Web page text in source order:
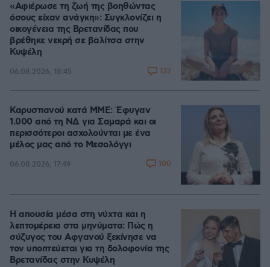
«Αφιέρωσε τη ζωή της βοηθώντας
όσους είχαν ανάγκη»: Συγκλονίζει η
οικογένεια της Βρετανίδας που
βρέθηκε νεκρή σε βαλίτσα στην
Κυψέλη
06.08.2026, 18:45 132
Καρυστιανού κατά ΜΜΕ: Έφυγαν
1.000 από τη ΝΔ για Σαμαρά και οι
περισσότεροι ασχολούνται με ένα
μέλος μας από το Μεσολόγγι
06.08.2026, 17:49 100
Η απουσία μέσα στη νύχτα και η
λεπτομέρεια στα μηνύματα: Πώς η
σύζυγος του Αφγανού ξεκίνησε να
τον υποπτεύεται για τη δολοφονία της
Βρετανίδας στην Κυψέλη